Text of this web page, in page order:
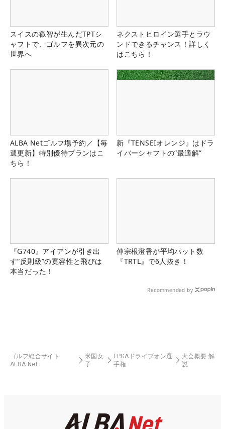
スイスの叡智が生んだTPTシ
ャフトで、ゴルフを異次元の
世界へ
ネクストヒロイン選手とラウ
ンドできるチャンス！詳しく
はこちら！
ALBA Netゴルフ場予約／【毎
週更新】特別優待プランはこ
ちら！
新『TENSEIオレンジ』はドラ
イバーシャフトの“最適解”
『G740』アイアンが引き出
す“反則級”の寛容性と飛びは
本当だった！
仲宗根澄香が平均パット数
『TRTL』で6人抜き！
Recommended by
ゴルフ総合サイト
ALBA Net
米国女
子
LPGAドライブオン選
手権
大会概要 解
説